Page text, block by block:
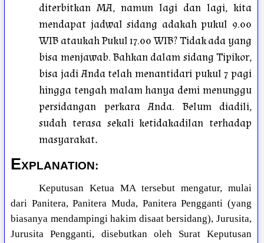
diterbitkan MA, namun lagi dan lagi, kita
mendapat jadwal sidang adakah pukul 9.00
WIB ataukah Pukul 17.00 WIB? Tidak ada yang
bisa menjawab. Bahkan dalam sidang Tipikor,
bisa jadi Anda telah menantidari pukul 7 pagi
hingga tengah malam hanya demi menunggu
persidangan perkara Anda. Belum diadili,
sudah terasa sekali ketidakadilan terhadap
masyarakat.
EXPLANATION:
Keputusan Ketua MA tersebut mengatur, mulai
dari Panitera, Panitera Muda, Panitera Pengganti (yang
biasanya mendampingi hakim disaat bersidang), Jurusita,
Jurusita Pengganti, disebutkan oleh Surat Keputusan